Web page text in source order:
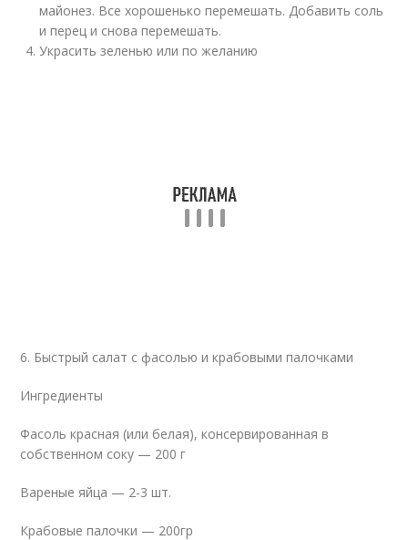
майонез. Все хорошенько перемешать. Добавить соль
и перец и снова перемешать.
Украсить зеленью или по желанию
6. Быстрый салат с фасолью и крабовыми палочками
Ингредиенты
Фасоль красная (или белая), консервированная в
собственном соку — 200 г
Вареные яйца — 2-3 шт.
Крабовые палочки — 200гр